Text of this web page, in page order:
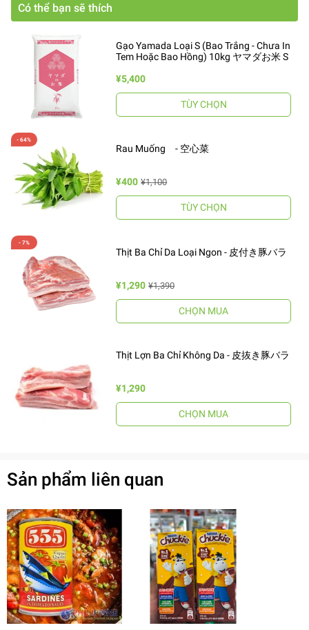
Có thể bạn sẽ thích
Gạo Yamada Loại S (Bao Trắng - Chưa In
Tem Hoặc Bao Hồng) 10kg ヤマダお米 S
¥5,400
TÙY CHỌN
Rau Muống - 空心菜
¥400 ¥1,100
TÙY CHỌN
Thịt Ba Chỉ Da Loại Ngon - 皮付き豚バラ
¥1,290 ¥1,390
CHỌN MUA
Thịt Lợn Ba Chỉ Không Da - 皮抜き豚バラ
¥1,290
CHỌN MUA
Sản phẩm liên quan